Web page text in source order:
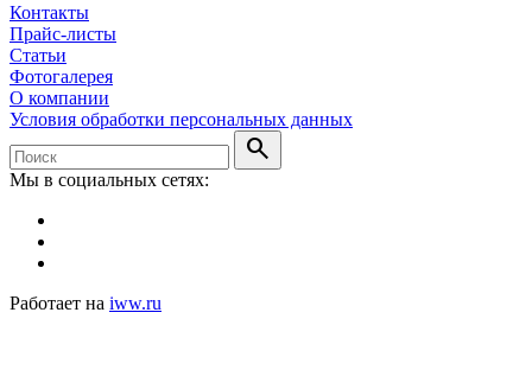
Контакты
Прайс-листы
Статьи
Фотогалерея
О компании
Условия обработки персональных данных
search
Мы в социальных сетях:
Работает на iww.ru